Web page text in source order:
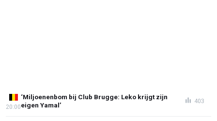
‘Miljoenenbom bij Club Brugge: Leko krijgt zijn
eigen Yamal’
20:00
403